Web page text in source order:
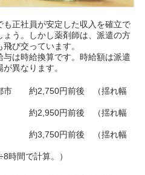
正社員が安定した収入を確立で
う。しかし薬剤師は、派遣の方
び交っています。
は時給換算です。時給額は派遣
異なります。
都市 約2,750円前後 （揺れ幅
2,950円前後 （揺れ幅
約3,750円前後 （揺れ幅
時間で計算。）